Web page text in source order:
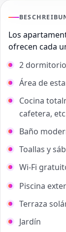
Los
ofrecen cada
2
Área de
Cocina
cafetera,
Baño
Toallas y
Wi-Fi
Piscina
Terraza
Jardín